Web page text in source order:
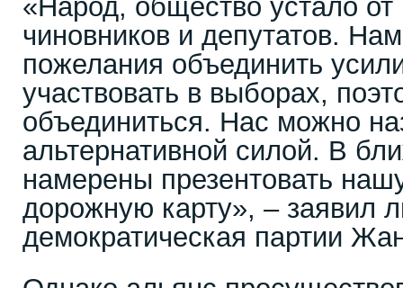
«Народ, общество устало
чиновников и депутатов.
пожелания объединить
участвовать в выборах,
объединиться. Нас можно
альтернативной силой. В
намерены презентовать
дорожную карту», – заявил
демократическая партии